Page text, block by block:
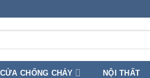
CỬA CHỐNG CHÁY NỘI THẤT